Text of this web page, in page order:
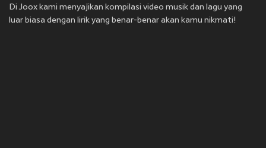
Di Joox kami menyajikan kompilasi video musik dan lagu yang
luar biasa dengan lirik yang benar-benar akan kamu nikmati!